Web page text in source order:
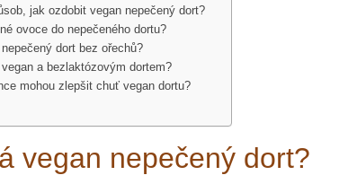
jak ozdobit vegan nepečený dort?
ovoce do nepečeného dortu?
dort bez ořechů?
a bezlaktózovým dortem?
mohou zlepšit chuť vegan dortu?
vegan nepečený dort?